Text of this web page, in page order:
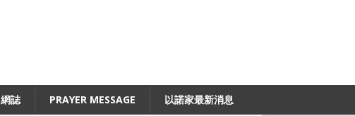
網誌 PRAYER MESSAGE 以諾家最新消息